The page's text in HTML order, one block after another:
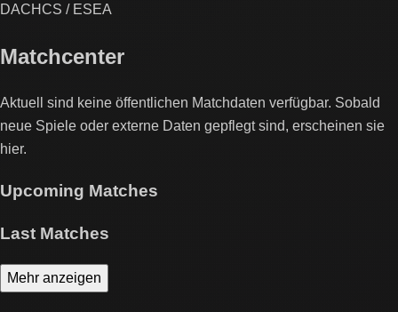
DACHCS / ESEA
Matchcenter
Aktuell sind keine öffentlichen Matchdaten verfügbar. Sobald
neue Spiele oder externe Daten gepflegt sind, erscheinen sie
hier.
Upcoming Matches
Last Matches
Mehr anzeigen